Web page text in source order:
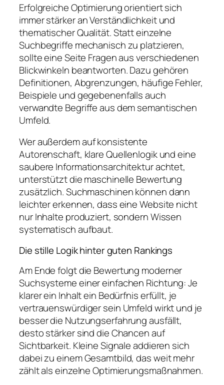
Erfolgreiche Optimierung orientiert sich
immer stärker an Verständlichkeit und
thematischer Qualität. Statt einzelne
Suchbegriffe mechanisch zu platzieren,
sollte eine Seite Fragen aus verschiedenen
Blickwinkeln beantworten. Dazu gehören
Definitionen, Abgrenzungen, häufige Fehler,
Beispiele und gegebenenfalls auch
verwandte Begriffe aus dem semantischen
Umfeld.
Wer außerdem auf konsistente
Autorenschaft, klare Quellenlogik und eine
saubere Informationsarchitektur achtet,
unterstützt die maschinelle Bewertung
zusätzlich. Suchmaschinen können dann
leichter erkennen, dass eine Website nicht
nur Inhalte produziert, sondern Wissen
systematisch aufbaut.
Die stille Logik hinter guten Rankings
Am Ende folgt die Bewertung moderner
Suchsysteme einer einfachen Richtung: Je
klarer ein Inhalt ein Bedürfnis erfüllt, je
vertrauenswürdiger sein Umfeld wirkt und je
besser die Nutzungserfahrung ausfällt,
desto stärker sind die Chancen auf
Sichtbarkeit. Kleine Signale addieren sich
dabei zu einem Gesamtbild, das weit mehr
zählt als einzelne Optimierungsmaßnahmen.